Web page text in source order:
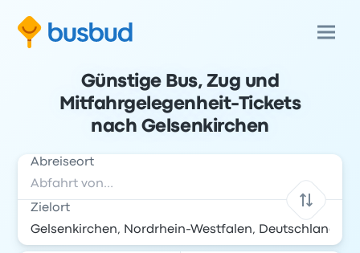
Günstige Bus, Zug und
Mitfahrgelegenheit-Tickets
nach Gelsenkirchen
Abreiseort
Zielort